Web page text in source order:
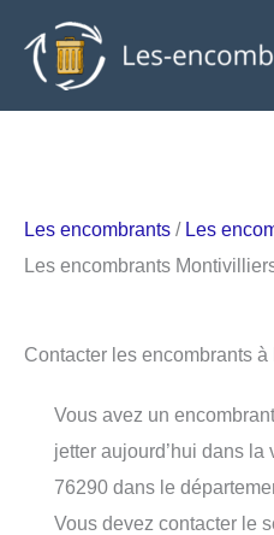
contenu
Les encombrants / Les
Les encombrants
Contacter les encombrants
Vous avez un
jetter aujourd’hui dans
76290 dans le
Vous devez contacter le